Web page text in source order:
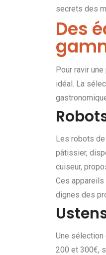
secrets des
Des
Pour ravir
idéal. La
Les robots
pâtissier,
cuiseur,
Ces
dignes des
Une sélection
200 et 300€,